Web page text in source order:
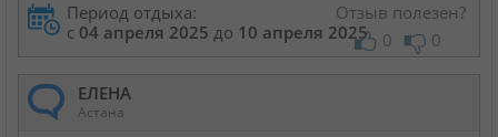
Период отдыха:
с 04 апреля 2025 до 10 апреля 2025
Отзыв полезен?
0
0
ЕЛЕНА
Астана